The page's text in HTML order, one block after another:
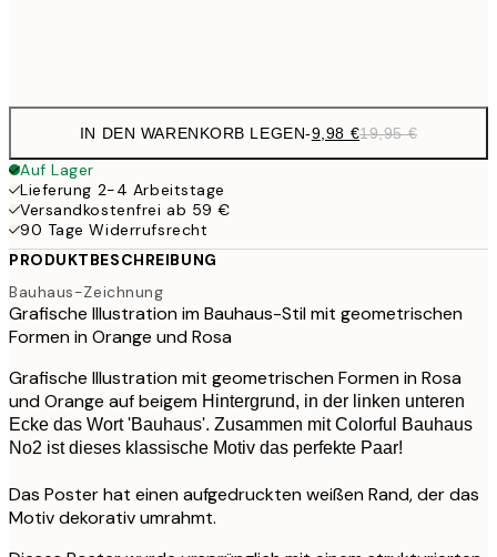
IN DEN WARENKORB LEGEN-9,98 €19,95 €
Auf Lager
Lieferung 2-4 Arbeitstage
Versandkostenfrei ab 59 €
90 Tage Widerrufsrecht
PRODUKTBESCHREIBUNG
Bauhaus-Zeichnung
Grafische Illustration im Bauhaus-Stil mit geometrischen
Formen in Orange und Rosa
Grafische Illustration mit geometrischen Formen in Rosa
und Orange auf beigem Hintergrund, in der linken unteren
Ecke das Wort 'Bauhaus'. Zusammen mit Colorful Bauhaus
No2 ist dieses klassische Motiv das perfekte Paar!
Das Poster hat einen aufgedruckten weißen Rand, der das
Motiv dekorativ umrahmt.